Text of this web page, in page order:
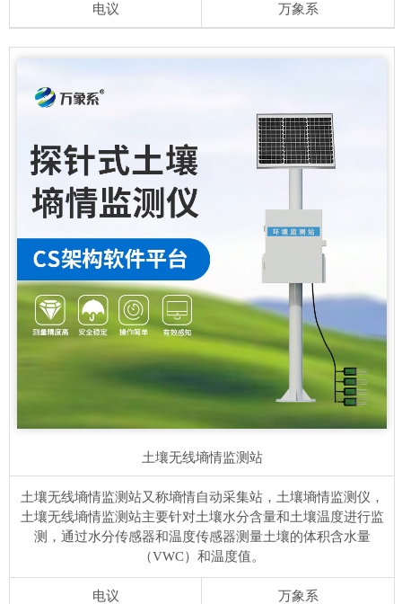
电议 万象系
土壤无线墒情监测站
土壤无线墒情监测站又称墒情自动采集站，土壤墒情监测仪，
土壤无线墒情监测站主要针对土壤水分含量和土壤温度进行监
测，通过水分传感器和温度传感器测量土壤的体积含水量
（VWC）和温度值。
电议 万象系